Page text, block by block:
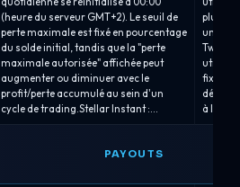
(heure du serveur GMT+2). Le seuil de
perte maximale est fixé en pourcentage
du solde initial, tandis que la "perte
maximale autorisée" affichée peut
augmenter ou diminuer avec le
profit/perte accumulé au sein d'un
cycle de trading.Stellar Instant :...
plus un
une
Two
fixes (6
à la
PAYOUTS